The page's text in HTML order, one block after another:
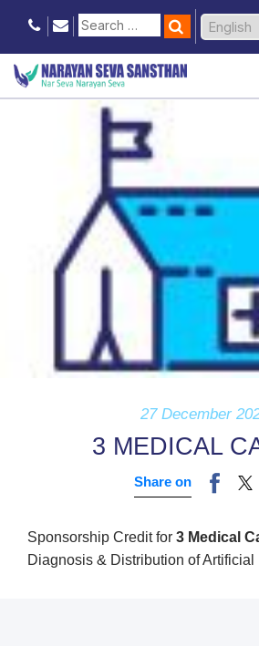
27 December
3 MEDICAL
Share on
Sponsorship Credit for 3 Medical
Diagnosis & Distribution of Artificial